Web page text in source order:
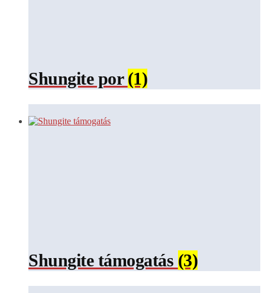
Shungite por (1)
Shungite támogatás (3)